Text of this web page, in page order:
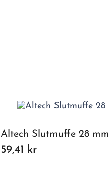
Altech Slutmuffe 28 mm
59,41 kr